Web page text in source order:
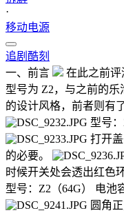
·
移动电源
追剧 酷刻
一、前言
在此之前
型号为 Z2，与之前的
的设计风格，前者则有
型号
打开
的必要。
时候开关处会透出红色
型号：Z2（64G） 电池
圆角